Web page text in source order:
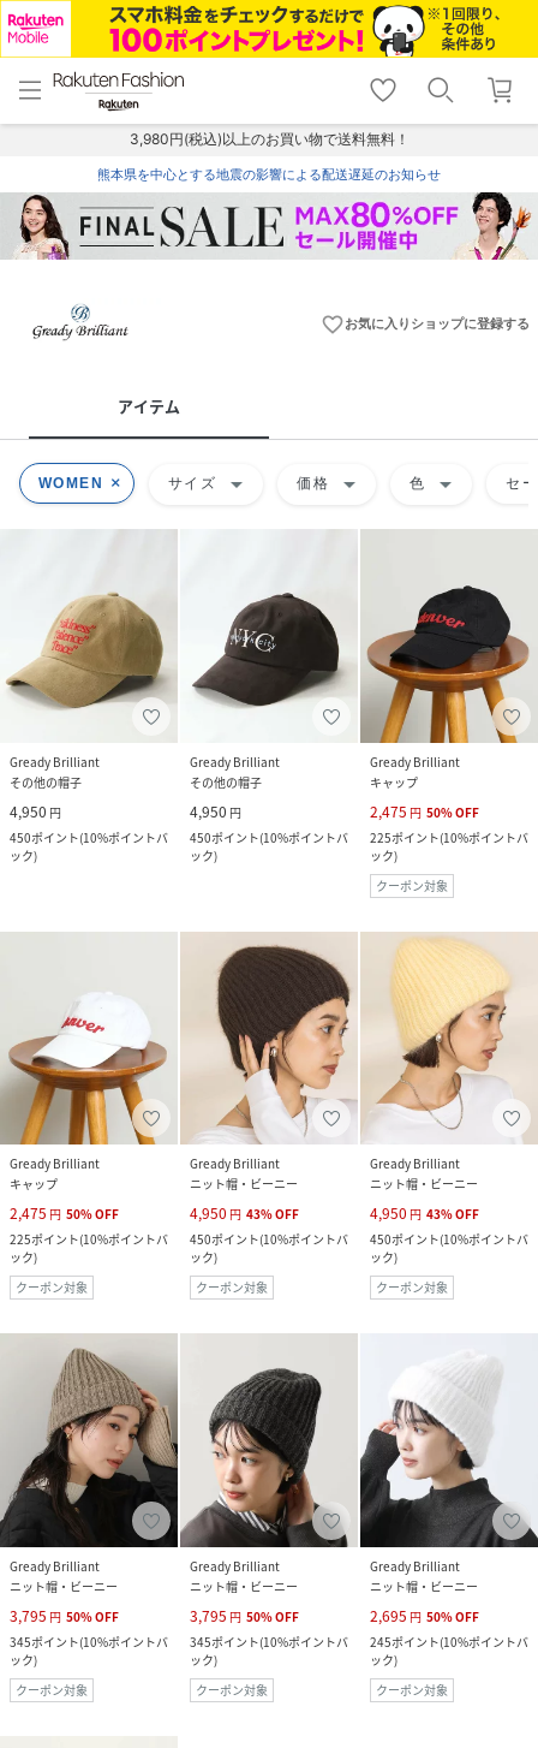
menu home
トップ
shopping_cart lock_outline
ログイン
3,980円(税込)以上のお買い物で送料無料！
熊本県を中心とする地震の影響による配送遅延のお知らせ
favorite_borderお気に入りショップに登録する
アイテム
WOMEN サイズ arrow_drop_down 価格 arrow_drop_down 色 arrow_drop_down セ
Gready Brilliant
その他の帽子
4,950 円
450ポイント(10%ポイントバ
ック)
Gready Brilliant
その他の帽子
4,950 円
450ポイント(10%ポイントバ
ック)
Gready Brilliant
キャップ
2,475 円 50%OFF
225ポイント(10%ポイントバ
ック)
クーポン対象
Gready Brilliant
キャップ
2,475 円 50%OFF
225ポイント(10%ポイントバ
ック)
クーポン対象
Gready Brilliant
ニット帽・ビーニー
4,950 円 43%OFF
450ポイント(10%ポイントバ
ック)
クーポン対象
Gready Brilliant
ニット帽・ビーニー
4,950 円 43%OFF
450ポイント(10%ポイントバ
ック)
クーポン対象
Gready Brilliant
ニット帽・ビーニー
3,795 円 50%OFF
345ポイント(10%ポイントバ
ック)
クーポン対象
Gready Brilliant
ニット帽・ビーニー
3,795 円 50%OFF
345ポイント(10%ポイントバ
ック)
クーポン対象
Gready Brilliant
ニット帽・ビーニー
2,695 円 50%OFF
245ポイント(10%ポイントバ
ック)
クーポン対象